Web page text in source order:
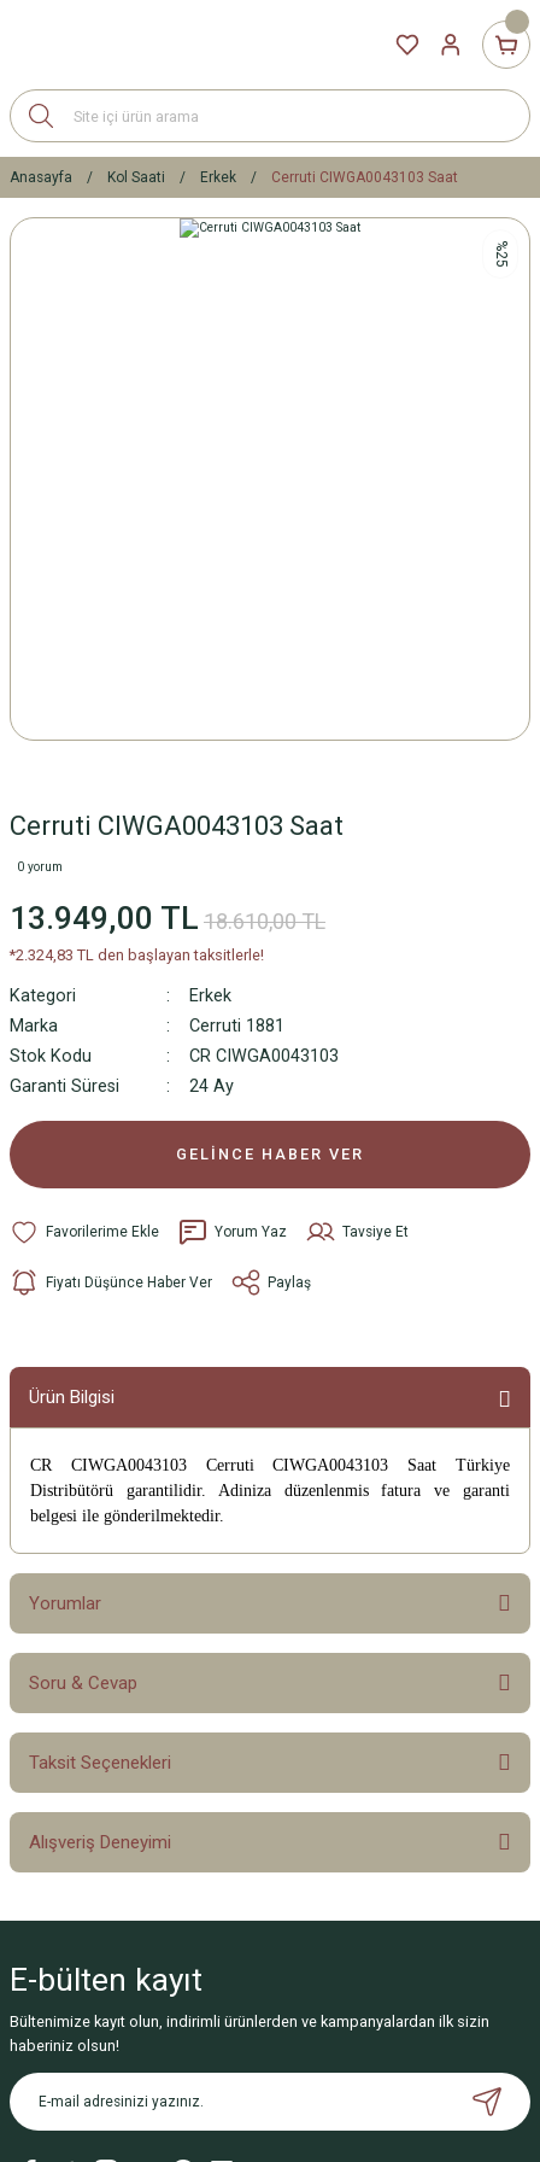
Anasayfa Kol Saati Erkek Cerruti CIWGA0043103 Saat
%25
Cerruti CIWGA0043103 Saat
0 yorum
13.949,00 TL 18.610,00 TL
*2.324,83 TL den başlayan taksitlerle!
Kategori
Erkek
Marka
Cerruti 1881
Stok Kodu
CR CIWGA0043103
Garanti Süresi
24 Ay
GELİNCE HABER VER
Yorum Yaz Tavsiye Et
Fiyatı Düşünce Haber Ver Paylaş
Ürün Bilgisi
CR CIWGA0043103 Cerruti CIWGA0043103 Saat Türkiye
Distribütörü garantilidir. Adiniza düzenlenmis fatura ve garanti
belgesi ile gönderilmektedir.
Yorumlar
Bu ürüne ilk yorumu siz yapın!
Soru & Cevap
Ürün hakkında henüz soru sorulmamış.
Taksit Seçenekleri
Alışveriş Deneyimi
Deneyimini Paylaş
E-bülten kayıt
Bültenimize kayıt olun, indirimli ürünlerden ve kampanyalardan ilk sizin
haberiniz olsun!